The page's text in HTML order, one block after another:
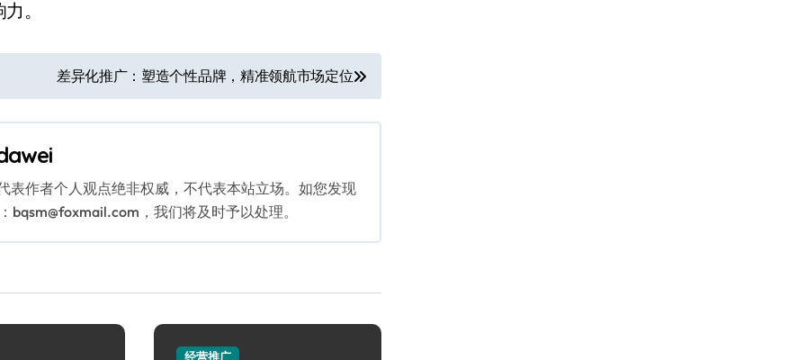
。
差异化推广：塑造个性品牌，精准领航市场定位
作者个人观点绝非权威，不代表本站立场。如您发现
，我们将及时予以处理。
经营推广